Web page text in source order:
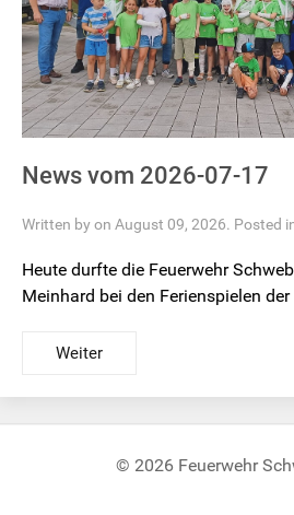
News vom 2026-07-17
Written by on August 09, 2026. Posted
Heute durfte die Feuerwehr
Meinhard bei den Ferienspielen der
Weiter
© 2026 Feuerwehr